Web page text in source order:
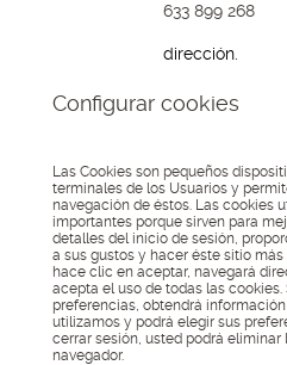
633 899 268
dirección.
191
© 2026 Lo Kreo - Estudio
Creativo
Aviso Legal
Política de
privacidad
Política de
cookies
Configurar
cookies
a:
Configurar cookies
Las Cookies son pequeños
terminales de los Usuarios y
navegación de éstos. Las cookies
importantes porque sirven para
detalles del inicio de sesión,
a sus gustos y hacer éste sitio
hace clic en aceptar, navegará
acepta el uso de todas las
preferencias, obtendrá
utilizamos y podrá elegir sus
cerrar sesión, usted podrá eliminar
navegador.